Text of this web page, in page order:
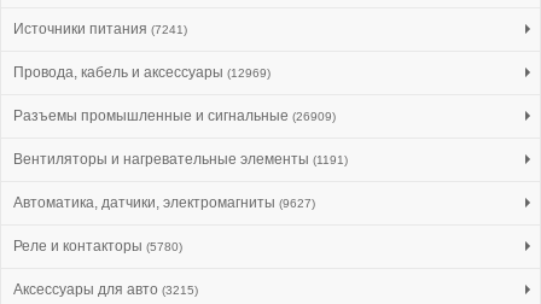
Источники питания (7241)
Провода, кабель и аксессуары (12969)
Разъемы промышленные и сигнальные (26909)
Вентиляторы и нагревательные элементы (1191)
Автоматика, датчики, электромагниты (9627)
Реле и контакторы (5780)
Аксессуары для авто (3215)